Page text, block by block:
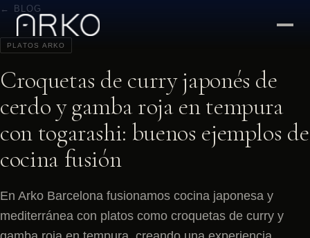
← BLOG
PLATOS ARKO
Croquetas de curry japonés de
cerdo y gamba roja en tempura
con togarashi: buenos ejemplos de
cocina fusión
En Arko Barcelona fusionamos cocina japonesa y
mediterránea con platos como croquetas de curry y